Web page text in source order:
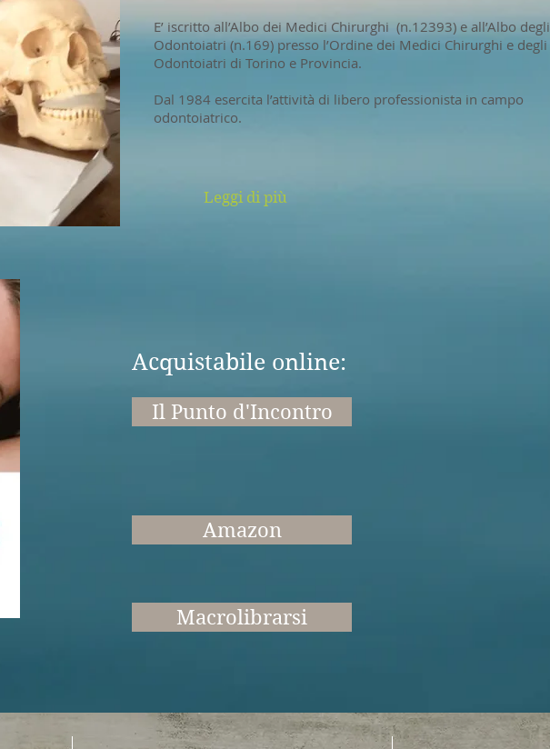
E’ iscritto all’Albo dei Medici Chirurghi (n.12393) e all’Albo degli
Odontoiatri (n.169) presso l’Ordine dei Medici Chirurghi e degli
Odontoiatri di Torino e Provincia.
Dal 1984 esercita l’attività di libero professionista in campo
odontoiatrico.
Leggi di più
Acquistabile online:
Il Punto d'Incontro
Amazon
Macrolibrarsi